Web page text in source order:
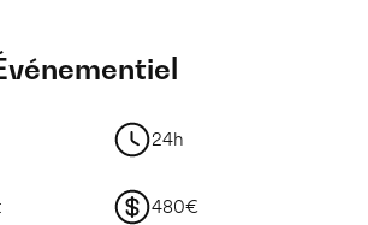
24h
480€